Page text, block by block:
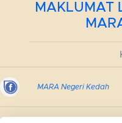
MAKLUMAT
MARA Negeri Kedah